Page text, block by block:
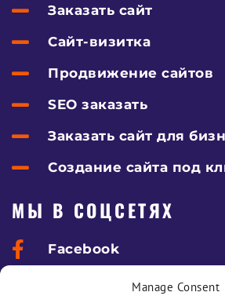
Manage Consent
Заказать сайт
Сайт-визитка
Продвижение сайтов
SEO заказать
Заказать сайт для
Создание сайта под
МЫ В СОЦСЕТЯХ
Facebook
ДЛЯ КЛИЕНТОВ